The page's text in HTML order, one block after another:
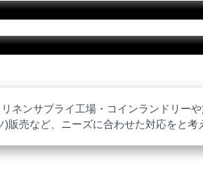
ネンサプライ工場・コインランドリー
売など、ニーズに合わせた対応をと考